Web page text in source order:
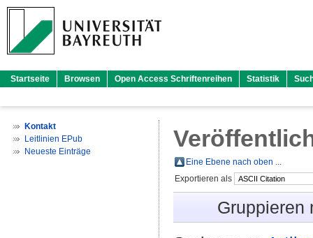
Startseite Browsen Open Access Schriftenreihen Statistik
Kontakt
Leitlinien EPub
Neueste Einträge
Eine Ebene nach oben ...
Exportieren als
Gruppieren